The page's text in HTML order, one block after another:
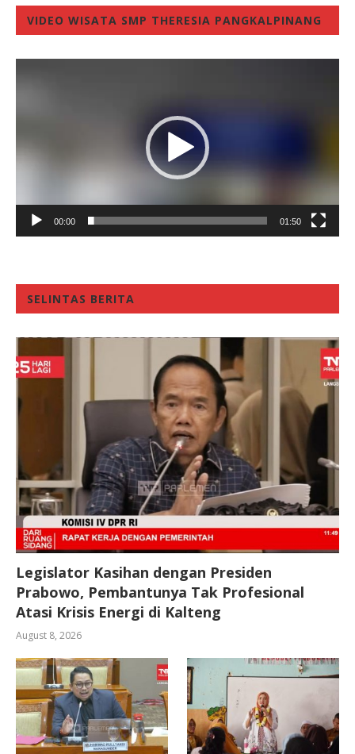
VIDEO WISATA SMP THERESIA PANGKALPINANG
00:00 01:50
SELINTAS BERITA
Legislator Kasihan dengan Presiden
Prabowo, Pembantunya Tak Profesional
Atasi Krisis Energi di Kalteng
August 8, 2026